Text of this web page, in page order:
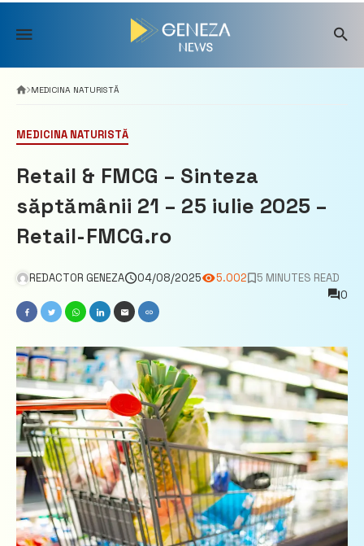
Skip
content
MEDICINA NATURISTĂ
MEDICINA NATURISTĂ
Retail & FMCG – Sinteza
săptămânii 21 – 25 iulie 2025 –
Retail-FMCG.ro
REDACTOR GENEZA 04/08/2025 5.002
5 MINUTES READ
0